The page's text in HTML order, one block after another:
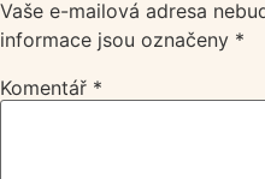
Vaše e-mailová adresa
informace jsou označeny *
Komentář *